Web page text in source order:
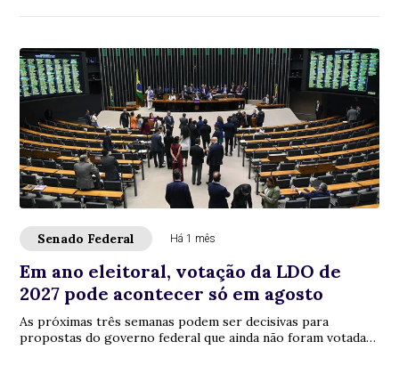
Senado Federal Há 1 mês
Em ano eleitoral, votação da LDO de
2027 pode acontecer só em agosto
As próximas três semanas podem ser decisivas para
propostas do governo federal que ainda não foram votadas